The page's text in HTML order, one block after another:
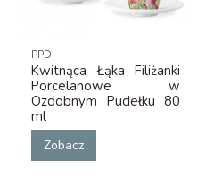
PPD
Kwitnąca Łąka Filiżanki
Porcelanowe w
Ozdobnym Pudełku 80
ml
Zobacz